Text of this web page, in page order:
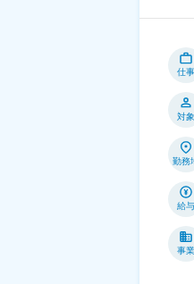
仕事
対象
勤務
給与
事業